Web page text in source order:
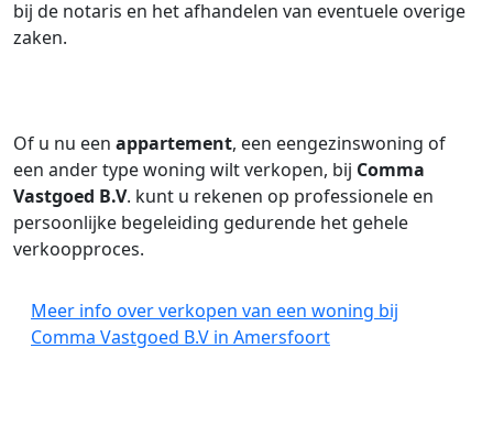
bij de notaris en het afhandelen van eventuele overige
zaken.
Of u nu een appartement, een eengezinswoning of
een ander type woning wilt verkopen, bij Comma
Vastgoed B.V. kunt u rekenen op professionele en
persoonlijke begeleiding gedurende het gehele
verkoopproces.
Meer info over verkopen van een woning bij
Comma Vastgoed B.V in Amersfoort